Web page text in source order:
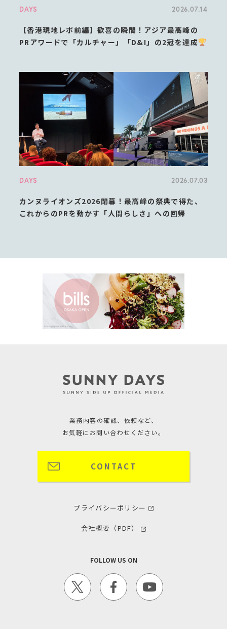
DAYS 2026.07.14
【香港現地レポ前編】歓喜の瞬間！アジア最高峰の
PRアワードで「カルチャー」「D&I」の2冠を達成
DAYS 2026.07.03
カンヌライオンズ2026閉幕！最高峰の祭典で得た、
これからのPRを動かす「人間らしさ」への回帰
業務内容の確認、依頼など、
お気軽にお問い合わせください。
CONTACT
プライバシーポリシー
会社概要（PDF）
FOLLOW US ON